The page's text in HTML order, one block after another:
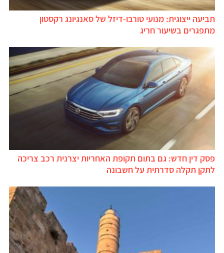
תביעה ייצוגית: מנועי טורבו-דיזל של סאנגיונג רקסטון
מתפגרים בשיעור חריג
פסק דין חדש: גם בתום תקופת האחריות יצרנית רכב צריכה
לתקן תקלה סדרתית על חשבונה